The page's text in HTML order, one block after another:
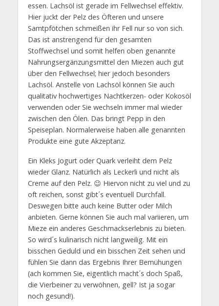
essen. Lachsöl ist gerade im Fellwechsel effektiv.
Hier juckt der Pelz des Öfteren und unsere
Samtpfötchen schmeißen ihr Fell nur so von sich.
Das ist anstrengend für den gesamten
Stoffwechsel und somit helfen oben genannte
Nahrungsergänzungsmittel den Miezen auch gut
über den Fellwechsel; hier jedoch besonders
Lachsöl. Anstelle von Lachsöl können Sie auch
qualitativ hochwertiges Nachtkerzen- oder Kokosöl
verwenden oder Sie wechseln immer mal wieder
zwischen den Ölen. Das bringt Pepp in den
Speiseplan. Normalerweise haben alle genannten
Produkte eine gute Akzeptanz.
Ein Kleks Jogurt oder Quark verleiht dem Pelz
wieder Glanz. Natürlich als Leckerli und nicht als
Creme auf den Pelz. 😉 Hiervon nicht zu viel und zu
oft reichen, sonst gibt´s eventuell Durchfall.
Deswegen bitte auch keine Butter oder Milch
anbieten. Gerne können Sie auch mal variieren, um
Mieze ein anderes Geschmackserlebnis zu bieten.
So wird´s kulinarisch nicht langweilig. Mit ein
bisschen Geduld und ein bisschen Zeit sehen und
fühlen Sie dann das Ergebnis Ihrer Bemühungen
(ach kommen Sie, eigentlich macht´s doch Spaß,
die Vierbeiner zu verwöhnen, gell? Ist ja sogar
noch gesund!).